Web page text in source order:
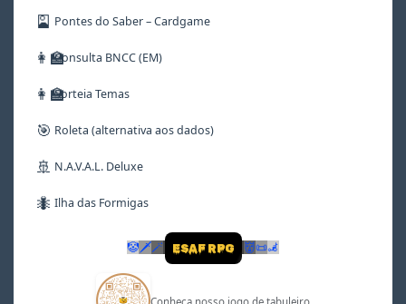
🎴 Pontes do Saber – Cardgame
👩‍🏫Consulta BNCC (EM)
👩‍🏫Sorteia Temas
🎯 Roleta (alternativa aos dados)
🚢 N.A.V.A.L. Deluxe
🐜 Ilha das Formigas
🤡 🗡🪄 ESAF RPG 👹📜🦼